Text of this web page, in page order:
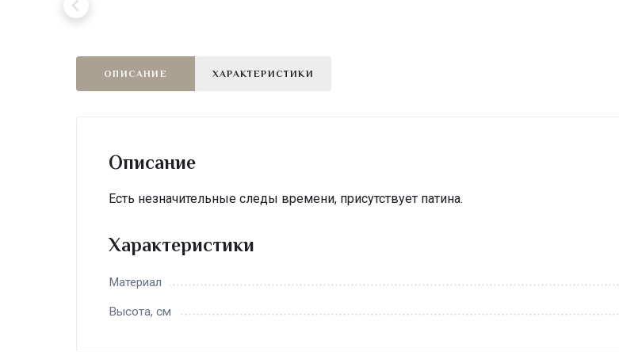
ОПИСАНИЕ ХАРАКТЕРИСТИКИ
Описание
Есть незначительные следы времени, присутствует патина.
Характеристики
Материал
Высота, см